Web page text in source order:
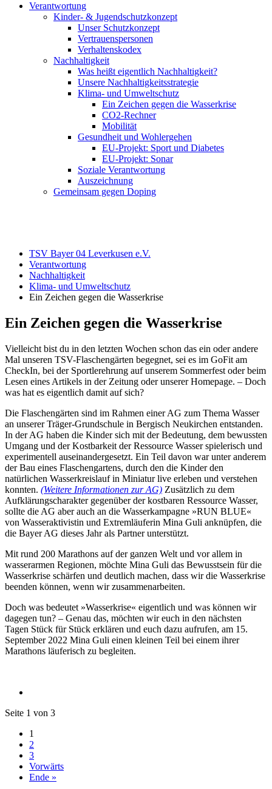
Verantwortung
Kinder- & Jugendschutzkonzept
Unser Schutzkonzept
Vertrauenspersonen
Verhaltenskodex
Nachhaltigkeit
Was heißt eigentlich Nachhaltigkeit?
Unsere Nachhaltigkeitsstrategie
Klima- und Umweltschutz
Ein Zeichen gegen die Wasserkrise
CO2-Rechner
Mobilität
Gesundheit und Wohlergehen
EU-Projekt: Sport und Diabetes
EU-Projekt: Sonar
Soziale Verantwortung
Auszeichnung
Gemeinsam gegen Doping
TSV Bayer 04 Leverkusen e.V.
Verantwortung
Nachhaltigkeit
Klima- und Umweltschutz
Ein Zeichen gegen die Wasserkrise
Ein Zeichen gegen die Wasserkrise
Vielleicht bist du in den letzten Wochen schon das ein oder andere
Mal unseren TSV-Flaschengärten begegnet, sei es im GoFit am
CheckIn, bei der Sportlerehrung auf unserem Sommerfest oder beim
Lesen eines Artikels in der Zeitung oder unserer Homepage. – Doch
was hat es eigentlich damit auf sich?
Die Flaschengärten sind im Rahmen einer AG zum Thema Wasser
an unserer Träger-Grundschule in Bergisch Neukirchen entstanden.
In der AG haben die Kinder sich mit der Bedeutung, dem bewussten
Umgang und der Kostbarkeit der Ressource Wasser spielerisch und
experimentell auseinandergesetzt. Ein Teil davon war unter anderem
der Bau eines Flaschengartens, durch den die Kinder den
natürlichen Wasserkreislauf in Miniatur live erleben und verstehen
konnten. (Weitere Informationen zur AG) Zusätzlich zu dem
Aufklärungscharakter gegenüber der kostbaren Ressource Wasser,
sollte die AG aber auch an die Wasserkampagne »RUN BLUE«
von Wasseraktivistin und Extremläuferin Mina Guli anknüpfen, die
die Bayer AG dieses Jahr als Partner unterstützt.
Mit rund 200 Marathons auf der ganzen Welt und vor allem in
wasserarmen Regionen, möchte Mina Guli das Bewusstsein für die
Wasserkrise schärfen und deutlich machen, dass wir die Wasserkrise
beenden können, wenn wir zusammenarbeiten.
Doch was bedeutet »Wasserkrise« eigentlich und was können wir
dagegen tun? – Genau das, möchten wir euch in den nächsten
Tagen Stück für Stück erklären und euch dazu aufrufen, am 15.
September 2022 Mina Guli einen kleinen Teil bei einem ihrer
Marathons läuferisch zu begleiten.
Seite 1 von 3
1
2
3
Vorwärts
Ende »